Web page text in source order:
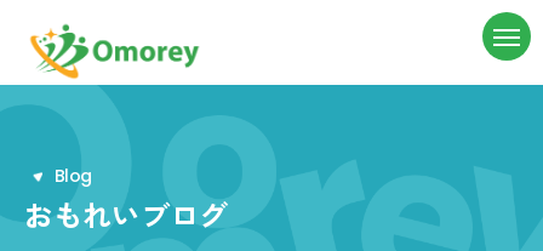
Blog
おもれいブログ